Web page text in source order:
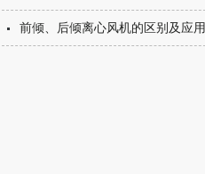
前倾、后倾离心风机的区别及应用